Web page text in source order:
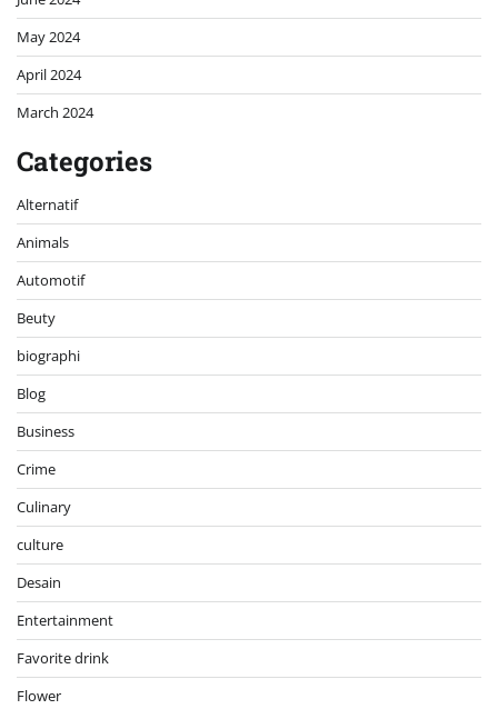
May 2024
April 2024
March 2024
Categories
Alternatif
Animals
Automotif
Beuty
biographi
Blog
Business
Crime
Culinary
culture
Desain
Entertainment
Favorite drink
Flower